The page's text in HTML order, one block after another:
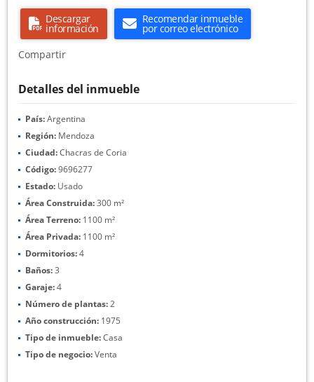
Descargar
información
Recomendar inmueble
por correo electrónico
Compartir
Detalles del inmueble
País:Argentina
Región: Mendoza
Ciudad:Chacras de Coria
Código:9696277
Estado: Usado
Área Construida:300 m²
Área Terreno: 1100 m²
Área Privada: 1100 m²
Dormitorios:4
Baños:3
Garaje:4
Número de plantas:2
Año construcción: 1975
Tipo de inmueble:Casa
Tipo de negocio:Venta